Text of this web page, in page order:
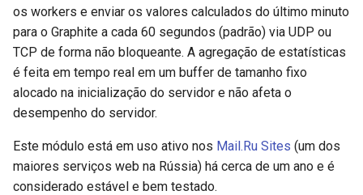
hyperscan
influx
ini
injection
iputils
os workers e enviar os valores calculados do último minuto
para o Graphite a cada 60 segundos (padrão) via UDP ou
TCP de forma não bloqueante. A agregação de estatísticas
é feita em tempo real em um buffer de tamanho fixo
alocado na inicialização do servidor e não afeta o
desempenho do servidor.
Este módulo está em uso ativo nos Mail.Ru Sites (um dos
maiores serviços web na Rússia) há cerca de um ano e é
considerado estável e bem testado.